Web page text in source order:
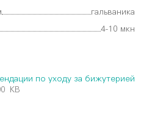
гальваника
4-10 мкн
по уходу за бижутерией
KB